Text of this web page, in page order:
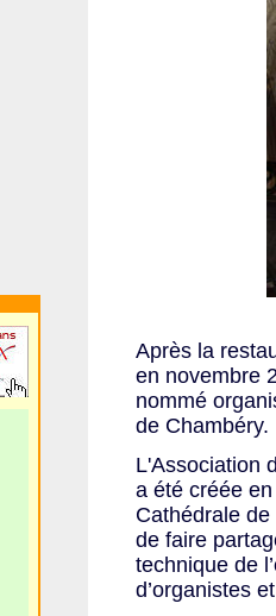
Après la
en novembre
nommé
de Chambéry.
L'Association
a été créée
Cathédrale de
de faire
technique de
d’organistes